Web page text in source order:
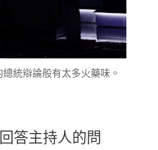
統辯論般有太多火藥味。
答主持人的問